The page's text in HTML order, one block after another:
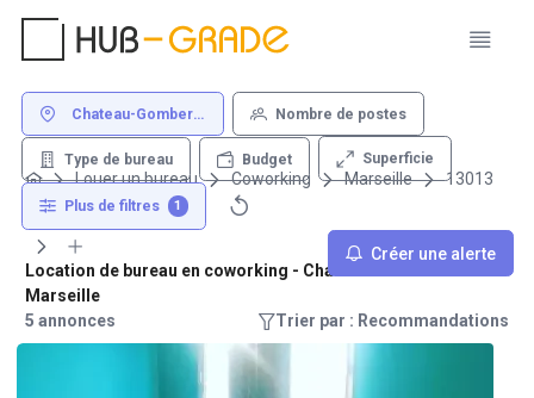
Chateau-Gombert
Nombre de postes
Type de bureau Budget Superficie
Plus de filtres 1
Créer une alerte
Louer un bureau Coworking Marseille
13013
Chateau-Gombert
Location de bureau en coworking - Chateau-Gombert 13013
Marseille
5 annonces
Trier par : Recommandations